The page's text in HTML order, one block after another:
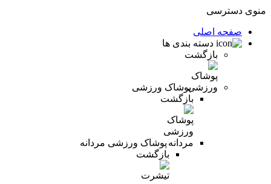
منوی دسترسی
صفحه اصلی
دسته بندی ها
بازگشت
پوشاک ورزشی
بازگشت
پوشاک ورزشی مردانه
بازگشت